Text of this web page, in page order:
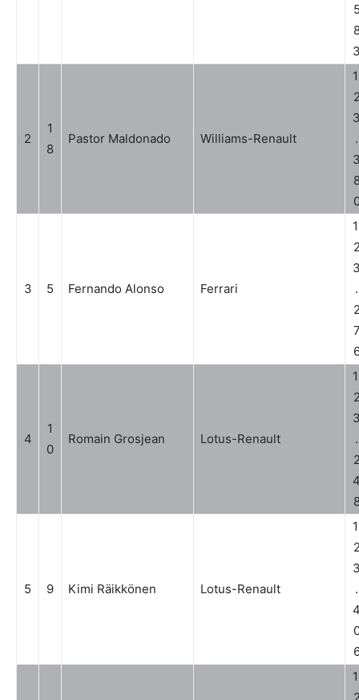
2
1
8
Pastor Maldonado Williams-Renault
.
3 5 Fernando Alonso Ferrari
.
4
1
0
Romain Grosjean Lotus-Renault
.
5 9 Kimi Räikkönen Lotus-Renault
.